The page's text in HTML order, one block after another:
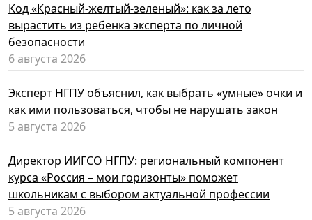
Код «Красный-желтый-зеленый»: как за лето
вырастить из ребенка эксперта по личной
безопасности
6 августа 2026
Эксперт НГПУ объяснил, как выбрать «умные» очки и
как ими пользоваться, чтобы не нарушать закон
5 августа 2026
Директор ИИГСО НГПУ: региональный компонент
курса «Россия – мои горизонты» поможет
школьникам с выбором актуальной профессии
5 августа 2026